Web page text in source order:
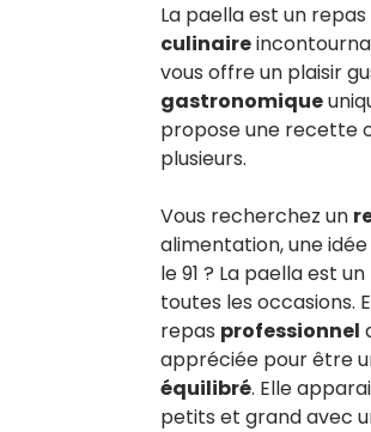
La paella est un
culinaire
vous offre un plaisir
gastronomique
propose une recette
plusieurs.
Vous recherchez un
alimentation, une
le 91 ? La paella est
toutes les occasions.
repas professionnel
appréciée pour être
équilibré. Elle
petits et grand avec